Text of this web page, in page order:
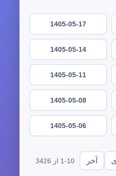
1405-05-17
1405-05-14
1405-05-11
1405-05-08
1405-05-06
آخر 1-10 از 3426